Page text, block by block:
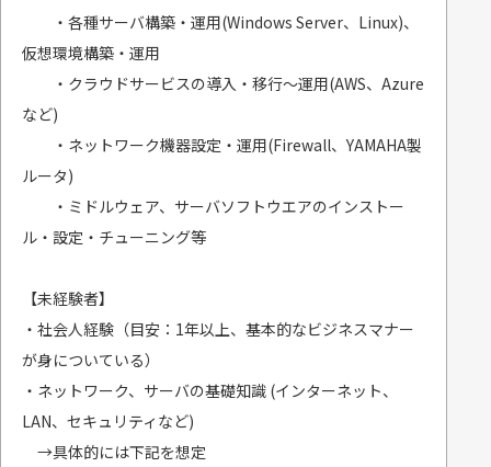
・各種サーバ構築・運用(Windows Server、Linux)、
仮想環境構築・運用
・クラウドサービスの導入・移行～運用(AWS、Azure
など)
・ネットワーク機器設定・運用(Firewall、YAMAHA製
ルータ)
・ミドルウェア、サーバソフトウエアのインストー
ル・設定・チューニング等
【未経験者】
・社会人経験（目安：1年以上、基本的なビジネスマナー
が身についている）
・ネットワーク、サーバの基礎知識 (インターネット、
LAN、セキュリティなど)
→具体的には下記を想定